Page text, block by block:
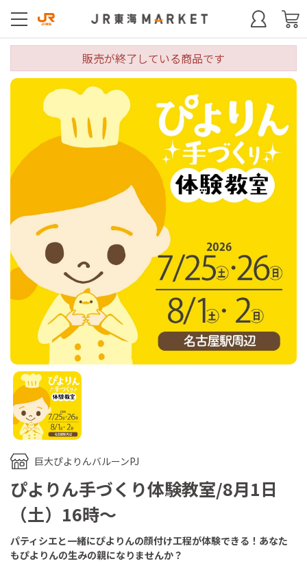
巨大ぴよりんバルーンPJ
ぴよりん手づくり体験教室/8月1日
（土）16時～
パティシエと一緒にぴよりんの顔付け工程が体験できる！あなた
もぴよりんの生みの親になりませんか？
販売が終了している商品です